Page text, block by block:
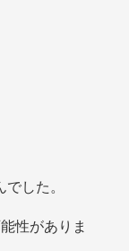
した。
性がありま